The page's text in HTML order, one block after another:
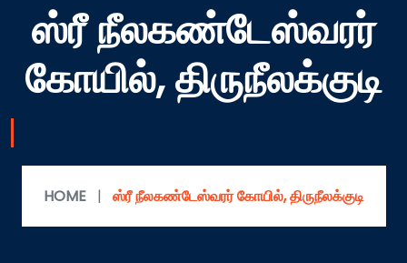
ஸ்ரீ நீலகண்டேஸ்வரர்
கோயில், திருநீலக்குடி
HOME | ஸ்ரீ நீலகண்டேஸ்வரர் கோயில், திருநீலக்குடி